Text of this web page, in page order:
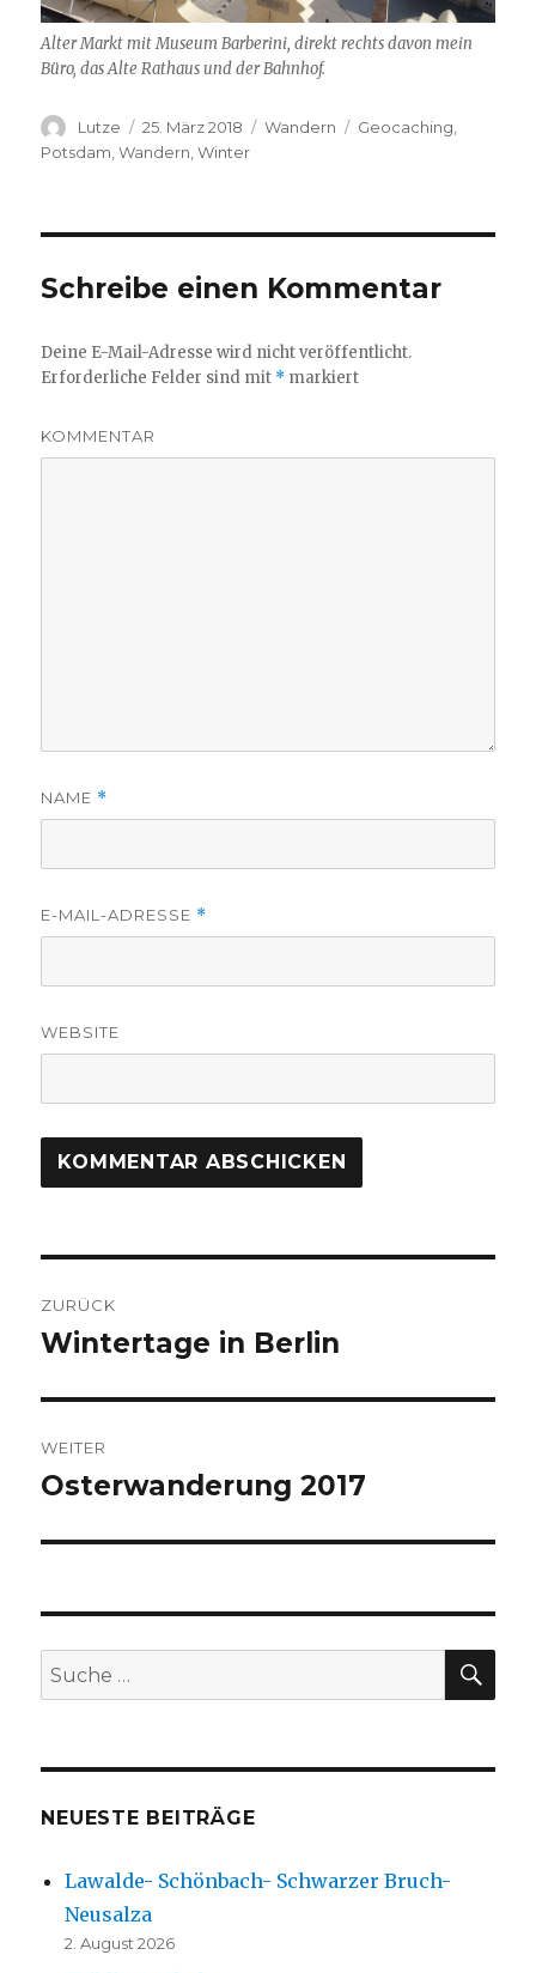
Alter Markt mit Museum Barberini, direkt rechts davon mein
Büro, das Alte Rathaus und der Bahnhof.
Autor
Lutze
Veröffentlicht
am
25. März 2018 Kategorien
Wandern Schlagwörter
Geocaching
Potsdam ,Wandern ,Winter
Schreibe einen Kommentar
Deine E-Mail-Adresse wird nicht veröffentlicht.
Erforderliche Felder sind mit * markiert
KOMMENTAR
NAME *
E-MAIL-ADRESSE *
WEBSITE
ZURÜCK
Vorheriger
Wintertage in Berlin
WEITER
Nächster
Osterwanderung 2017
Suche
nach:
NEUESTE BEITRÄGE
Lawalde- Schönbach- Schwarzer Bruch-
Neusalza
2. August 2026